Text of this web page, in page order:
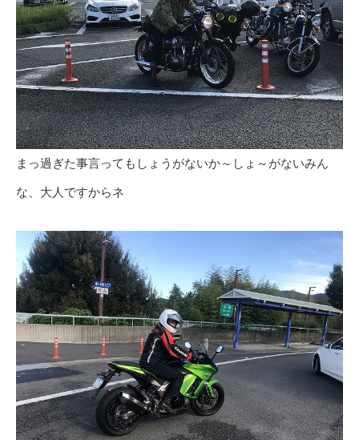
まっ過ぎた事言ってもしょうがないか～しょ～がないみん
な、大人ですからネ